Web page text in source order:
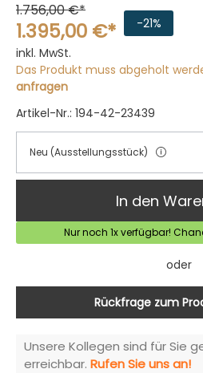
1.756,00 €*
1.395,00 €*
-21%
inkl. MwSt.
Das Produkt muss abgeholt
anfragen
Artikel-Nr.: 194-42-23439
Neu (Ausstellungsstück)
In den
Nur noch 1x verfügbar!
oder
Rückfrage zum
Unsere Kollegen sind für Sie
erreichbar. Rufen Sie uns an!